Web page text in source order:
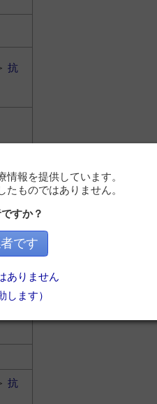
抗
抗
抗
報を提供しています。
ものではありません。
すか？
です
ありません
します）